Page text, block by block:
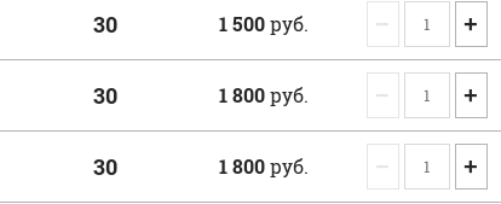
30 1 500руб. − +
30 1 800руб. − +
30 1 800руб. − +